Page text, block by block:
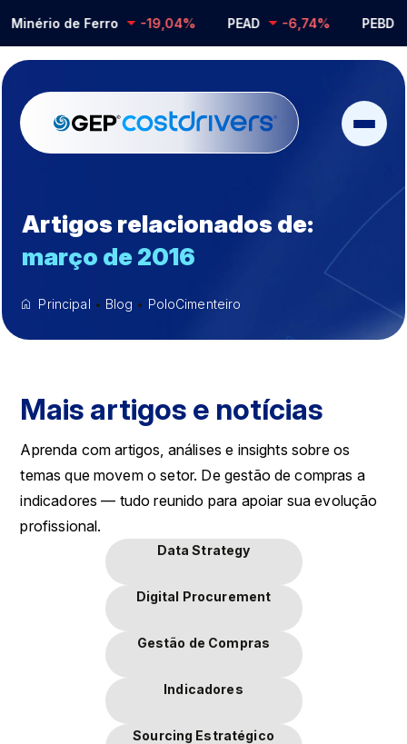
de Ferro -19,04% PEAD -6,74% PEBD
Artigos relacionados de:
março de 2016
Principal • Blog • PoloCimenteiro
Mais artigos e notícias
Aprenda com artigos, análises e insights sobre os
temas que movem o setor. De gestão de compras a
indicadores — tudo reunido para apoiar sua evolução
profissional.
Data Strategy
Digital Procurement
Gestão de Compras
Indicadores
Sourcing Estratégico